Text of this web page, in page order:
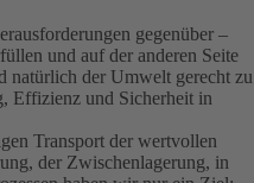
gegenüber –
und auf der anderen Seite
natürlich der Umwelt gerecht zu
Effizienz und Sicherheit in
Transport der wertvollen
der Zwischenlagerung, in